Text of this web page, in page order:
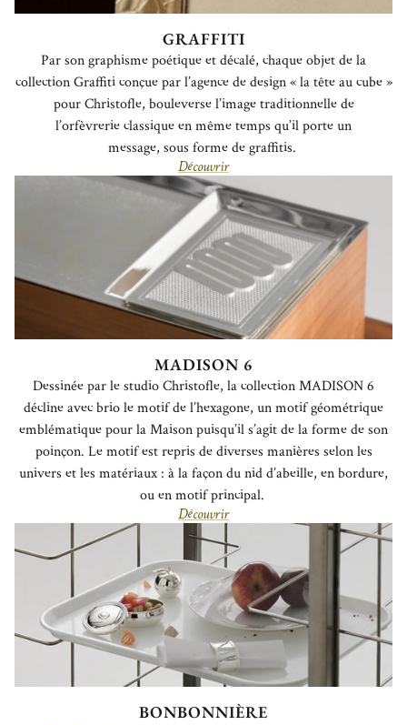
GRAFFITI
Par son graphisme poétique et décalé, chaque objet de la
collection Graffiticonçue par l’agence de design « la tête au cube »
pour Christofle, bouleverse l’image traditionnelle de
l’orfèvrerieclassique en même temps qu’il porte un
message, sous forme de graffitis.
Découvrir
MADISON 6
Dessinée par le studio Christofle, la collection MADISON 6
décline avec brio le motif de l’hexagone, un motif géométrique
emblématique pour la Maison puisqu’il s’agit de la forme de son
poinçon. Le motif est repris de diverses manières selon les
univers et les matériaux : à la façon du nid d’abeille, en bordure,
ou en motif principal.
Découvrir
BONBONNIÈRE